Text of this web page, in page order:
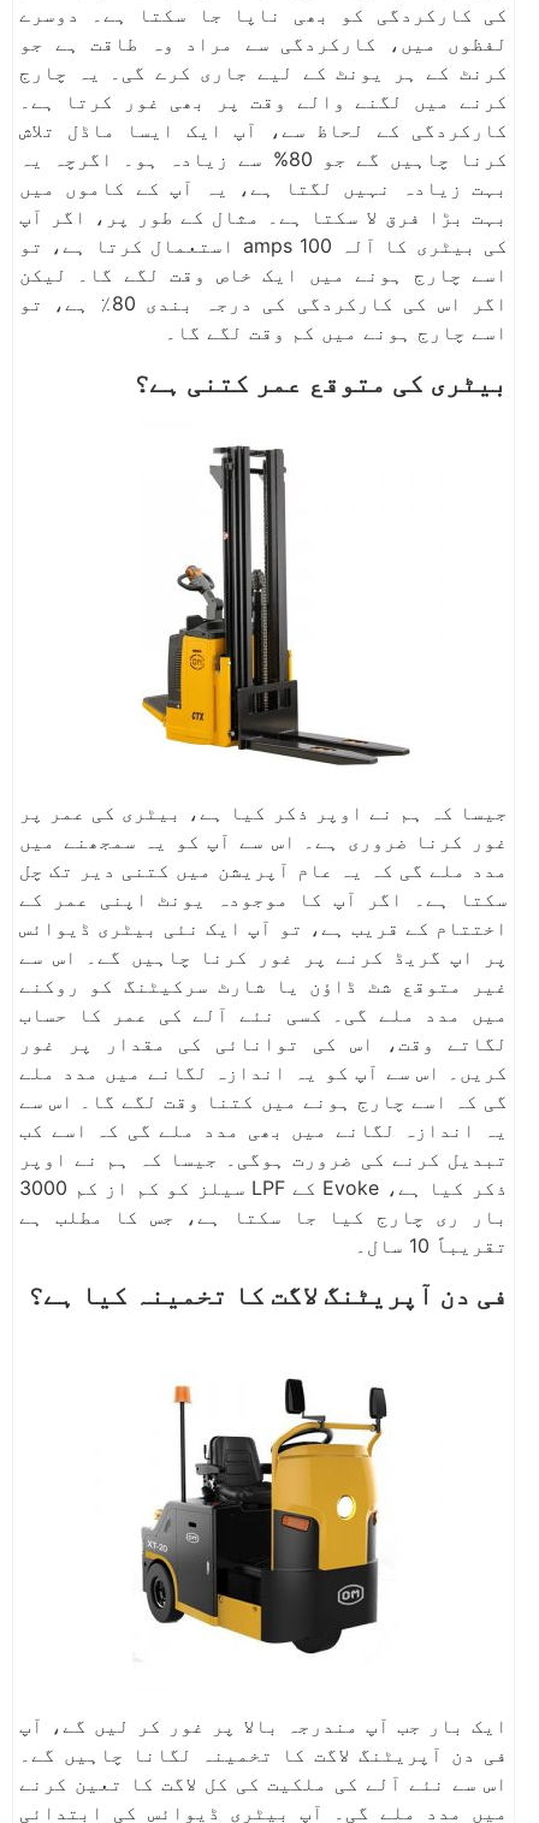
کی کارکردگی کو بھی ناپا جا سکتا ہے۔ دوسرے
لفظوں میں، کارکردگی سے مراد وہ طاقت ہے جو
کرنٹ کے ہر یونٹ کے لیے جاری کرے گی۔ یہ چارج
کرنے میں لگنے والے وقت پر بھی غور کرتا ہے۔
کارکردگی کے لحاظ سے، آپ ایک ایسا ماڈل تلاش
کرنا چاہیں گے جو 80% سے زیادہ ہو۔ اگرچہ یہ
بہت زیادہ نہیں لگتا ہے، یہ آپ کے کاموں میں
بہت بڑا فرق لا سکتا ہے۔ مثال کے طور پر، اگر آپ
کی بیٹری کا آلہ 100 amps استعمال کرتا ہے، تو
اسے چارج ہونے میں ایک خاص وقت لگے گا۔ لیکن
اگر اس کی کارکردگی کی درجہ بندی 80٪ ہے، تو
اسے چارج ہونے میں کم وقت لگے گا۔
بیٹری کی متوقع عمر کتنی ہے؟
جیسا کہ ہم نے اوپر ذکر کیا ہے، بیٹری کی عمر پر
غور کرنا ضروری ہے۔ اس سے آپ کو یہ سمجھنے میں
مدد ملے گی کہ یہ عام آپریشن میں کتنی دیر تک چل
سکتا ہے۔ اگر آپ کا موجودہ یونٹ اپنی عمر کے
اختتام کے قریب ہے، تو آپ ایک نئی بیٹری ڈیوائس
پر اپ گریڈ کرنے پر غور کرنا چاہیں گے۔ اس سے
غیر متوقع شٹ ڈاؤن یا شارٹ سرکیٹنگ کو روکنے
میں مدد ملے گی۔ کسی نئے آلے کی عمر کا حساب
لگاتے وقت، اس کی توانائی کی مقدار پر غور
کریں۔ اس سے آپ کو یہ اندازہ لگانے میں مدد ملے
گی کہ اسے چارج ہونے میں کتنا وقت لگے گا۔ اس سے
یہ اندازہ لگانے میں بھی مدد ملے گی کہ اسے کب
تبدیل کرنے کی ضرورت ہوگی۔ جیسا کہ ہم نے اوپر
ذکر کیا ہے، Evoke کے LPF سیلز کو کم از کم 3000
بار ری چارج کیا جا سکتا ہے، جس کا مطلب ہے
تقریباً 10 سال۔
فی دن آپریٹنگ لاگت کا تخمینہ کیا ہے؟
ایک بار جب آپ مندرجہ بالا پر غور کر لیں گے، آپ
فی دن آپریٹنگ لاگت کا تخمینہ لگانا چاہیں گے۔
اس سے نئے آلے کی ملکیت کی کل لاگت کا تعین کرنے
میں مدد ملے گی۔ آپ بیٹری ڈیوائس کی ابتدائی